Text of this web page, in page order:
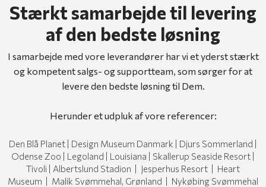
Stærkt samarbejde til levering
af den bedste løsning
I samarbejde med vore leverandører har vi et yderst stærkt
og kompetent salgs- og supportteam, som sørger for at
levere den bedste løsning til Dem.
Herunder et udpluk af vore referencer:
Den Blå Planet | Design Museum​ Danmark | Djurs Sommerland |
Odense Zoo | Legoland | Louisiana | Skallerup Seaside Resort |
Tivoli | Albertslund Stadion | Jesperhus Resort | Heart
Museum | Malik Svømmehal, Grønland | Nykøbing Svømmehal